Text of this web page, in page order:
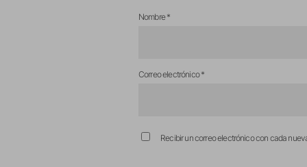
Nombre*
Correo electrónico*
Recibir un correo electrónico con cada